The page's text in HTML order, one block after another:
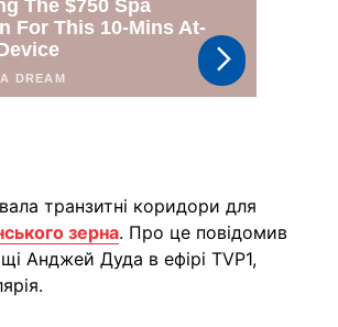
транзитні коридори для
зерна. Про це повідомив
Анджей Дуда в ефірі TVP1,